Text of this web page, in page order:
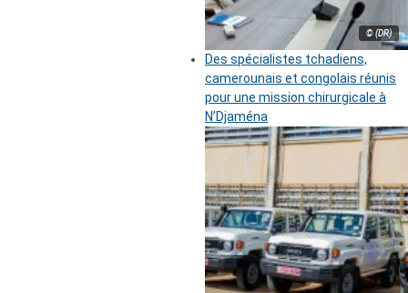
© (DR)
Des spécialistes tchadiens,
camerounais et congolais réunis
pour une mission chirurgicale à
N’Djaména